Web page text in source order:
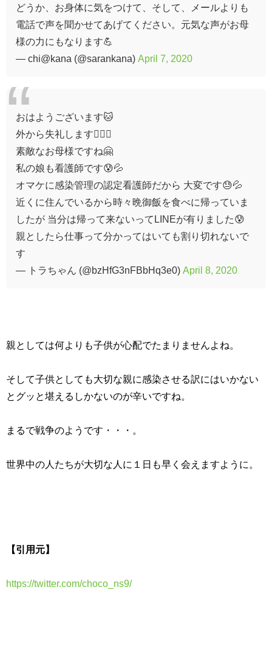
どうか、お身体に気をつけて、そして、メールよりも
電話で声を聞かせてあげてください。元気な声がお母
様の力にもなります💪
— chi@kana (@sarankana) April 7, 2020
おはようございます🐱
外から失礼します🙇‍♀️⤵️
素敵なお母様ですね🤗
私の娘も看護師です😰💦
オマケに感染管理の認定看護師だから 大変です😓💦
近くに住んでいるから時々晩御飯を食べに帰っていま
したが 当分は帰って来ないってLINEが有りました😰
親としたら仕事って分かってはいても割り切れないで
す
— トラちゃん (@bzHfG3nFBbHq3e0) April 8, 2020
親としては何よりも子供が心配でたまりませんよね。
そして子供としても大切な親に感染させる訳にはいかない
とグッと堪えるしかないのが辛いですね。
まるで戦争のようです・・・。
世界中の人たちが大切な人に１日も早く会えますように。
【引用元】
https://twitter.com/choco_ns9/